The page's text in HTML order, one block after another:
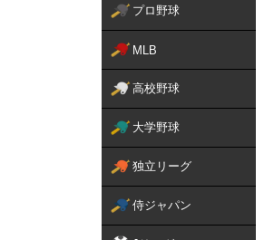
プロ野球
MLB
高校野球
大学野球
独立リーグ
侍ジャパン